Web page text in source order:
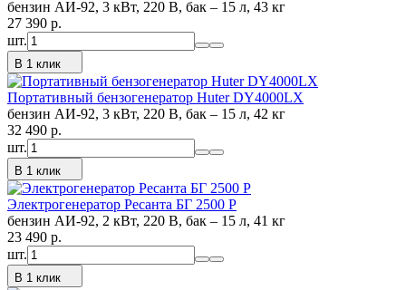
бензин АИ-92, 3 кВт, 220 В, бак – 15 л, 43 кг
27 390 p.
шт.
В 1 клик
Портативный бензогенератор Huter DY4000LX
бензин АИ-92, 3 кВт, 220 В, бак – 15 л, 42 кг
32 490 p.
шт.
В 1 клик
Электрогенератор Ресанта БГ 2500 Р
бензин АИ-92, 2 кВт, 220 В, бак – 15 л, 41 кг
23 490 p.
шт.
В 1 клик